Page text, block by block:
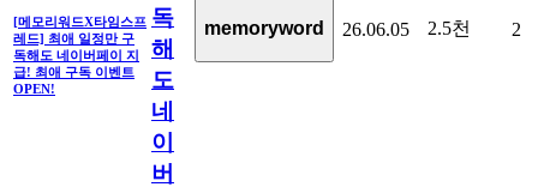
[메모리워드X타임스프
레드] 최애 일정만 구
독해도 네이버페이 지
급! 최애 구독 이벤트
OPEN!
독
해
도
네
이
버
memoryword 26.06.05 2.5천 2